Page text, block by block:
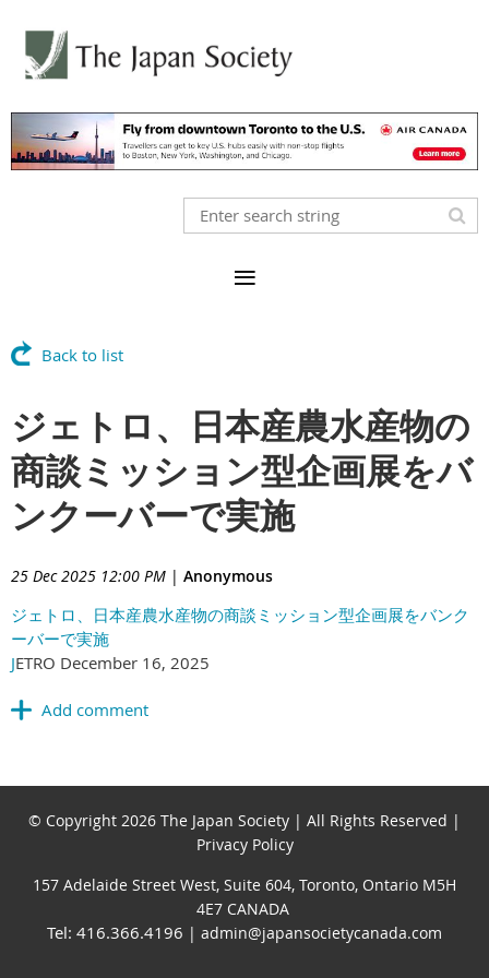
Back to list
ジェトロ、日本産農水産物の
商談ミッション型企画展をバ
ンクーバーで実施
25 Dec 2025 12:00 PM | Anonymous
ジェトロ、日本産農水産物の商談ミッション型企画展をバンク
ーバーで実施
JETRO December 16, 2025
© Copyright 2026 The Japan Society | All Rights Reserved |
Privacy Policy
157 Adelaide Street West, Suite 604, Toronto, Ontario M5H
4E7 CANADA
Tel: 416.366.4196 | admin@japansocietycanada.com